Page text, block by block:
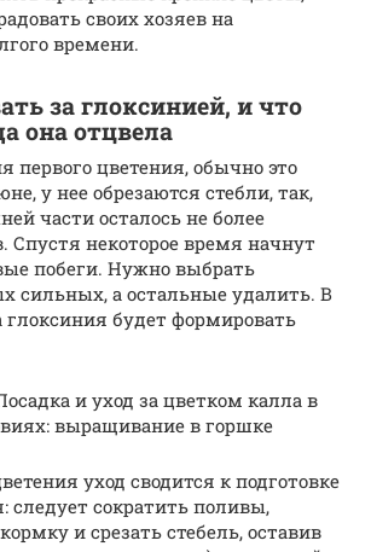
своих хозяев на
времени.
за глоксинией, и что
она отцвела
первого цветения, обычно это
у нее обрезаются стебли, так,
части осталось не более
Спустя некоторое время начнут
побеги. Нужно выбрать
сильных, а остальные удалить. В
глоксиния будет формировать
и уход за цветком калла в
выращивание в горшке
уход сводится к подготовке
следует сократить поливы,
и срезать стебель, оставив